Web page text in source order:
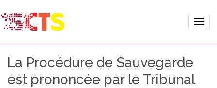
Toggle
La Procédure de Sauvegarde
est prononcée par le Tribunal